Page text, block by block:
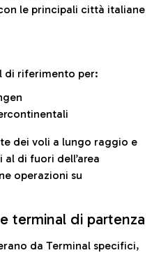
le principali città italiane
di riferimento per:
dei voli a lungo raggio e
di fuori dell’area
operazioni su
terminal di partenza
da Terminal specifici,